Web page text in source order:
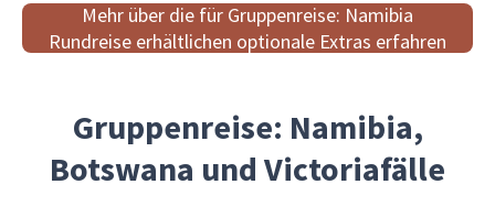
Mehr über die für Gruppenreise: Namibia
Rundreise erhältlichen optionale Extras erfahren
Gruppenreise: Namibia,
Botswana und Victoriafälle